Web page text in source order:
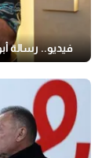
فيديو.. رسالة